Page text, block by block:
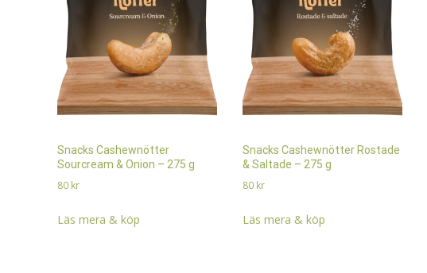
Snacks Cashewnötter
Sourcream & Onion – 275 g
80 kr
Läs mera & köp
Snacks Cashewnötter Rostade
& Saltade – 275 g
80 kr
Läs mera & köp